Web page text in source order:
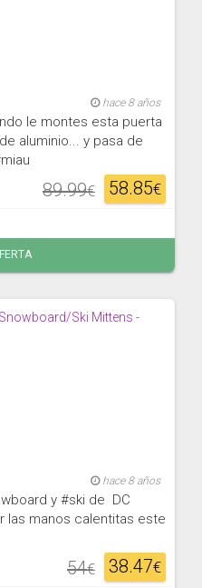
hace 8 años
le montes esta puerta
aluminio... y pasa de
58.85€
89.99€
hace 8 años
y #ski de DC
las manos calentitas este
38.47€
54€